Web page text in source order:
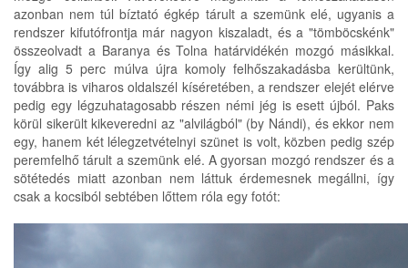
azonban nem túl bíztató égkép tárult a szemünk elé, ugyanis a
rendszer kifutófrontja már nagyon kiszaladt, és a "tömböcskénk"
összeolvadt a Baranya és Tolna határvidékén mozgó másikkal.
Így alig 5 perc múlva újra komoly felhőszakadásba kerültünk,
továbbra is viharos oldalszél kíséretében, a rendszer elejét elérve
pedig egy légzuhatagosabb részen némi jég is esett újból. Paks
körül sikerült kikeveredni az "alvilágból" (by Nándi), és ekkor nem
egy, hanem két lélegzetvételnyi szünet is volt, közben pedig szép
peremfelhő tárult a szemünk elé. A gyorsan mozgó rendszer és a
sötétedés miatt azonban nem láttuk érdemesnek megállni, így
csak a kocsiból sebtében lőttem róla egy fotót: